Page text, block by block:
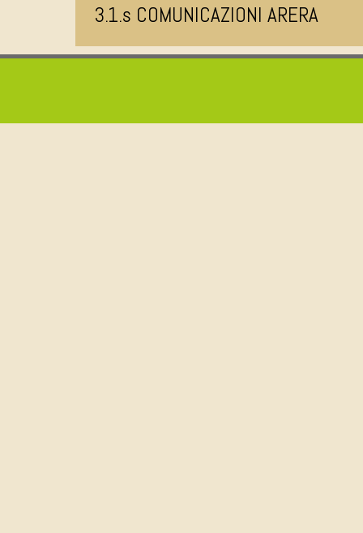
3.1.s COMUNICAZIONI ARERA